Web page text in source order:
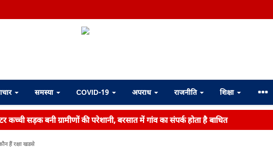
समस्या COVID-19 अपराध राजनीति शिक्षा
कच्ची सड़क बनी ग्रामीणों की परेशानी, बरसात में गांव का संपर्क होता है बाधित
हैं रक्षा खडसे